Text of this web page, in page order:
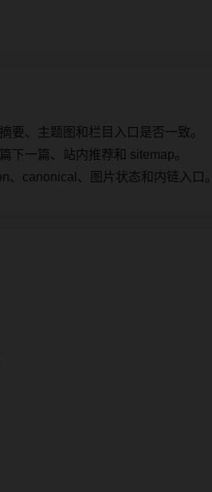
要、主题图和栏目入口是否一致。
下一篇、站内推荐和 sitemap。
canonical、图片状态和内链入口。